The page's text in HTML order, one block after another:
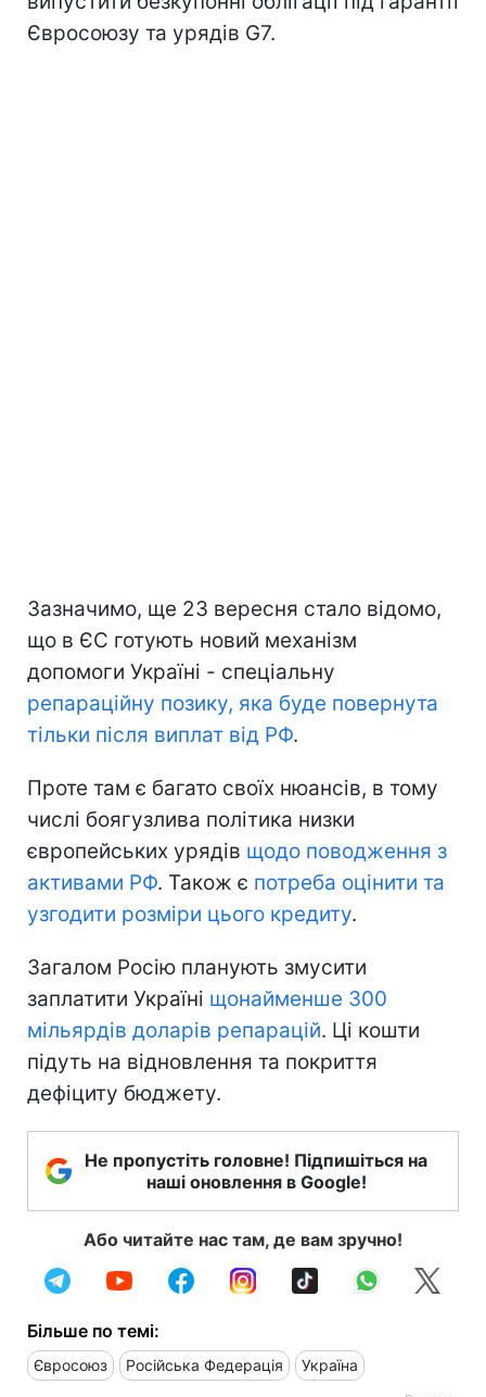
Євросоюзу та урядів G7.
Зазначимо, ще 23 вересня стало відомо,
що в ЄС готують новий механізм
допомоги Україні - спеціальну
репараційну позику, яка буде повернута
тільки після виплат від РФ.
Проте там є багато своїх нюансів, в тому
числі боягузлива політика низки
європейських урядів щодо поводження з
активами РФ. Також є потреба оцінити та
узгодити розміри цього кредиту.
Загалом Росію планують змусити
заплатити Україні щонайменше 300
мільярдів доларів репарацій. Ці кошти
підуть на відновлення та покриття
дефіциту бюджету.
Не пропустіть головне! Підпишіться на
наші оновлення в Google!
Або читайте нас там, де вам зручно!
Більше по темі:
Євросоюз Російська Федерація Україна